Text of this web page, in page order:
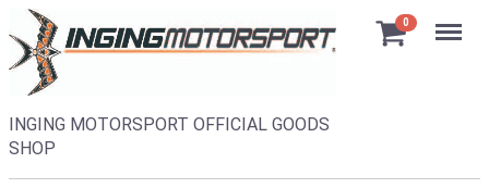
INGING MOTORSPORT OFFICIAL GOODS
SHOP
0 Menu